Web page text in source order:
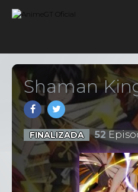
Shaman
FINALIZADA 52